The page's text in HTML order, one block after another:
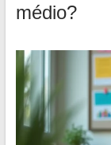
médio?